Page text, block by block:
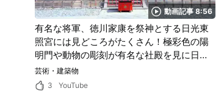
動画記事 8:56
有名な将軍、徳川家康を祭神とする日光東
照宮には見どころがたくさん！極彩色の陽
明門や動物の彫刻が有名な社殿を見に日光
東照宮に出かけてみよう！
芸術・建築物
3
YouTube